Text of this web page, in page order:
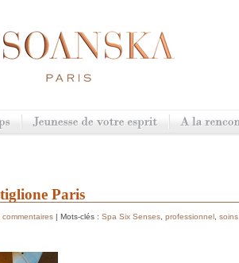
Paris
commentaires | Mots-clés : Spa Six Senses, professionnel, soins